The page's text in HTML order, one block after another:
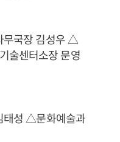
무국장 김성우 △
술센터소장 문영
태성 △문화예술과